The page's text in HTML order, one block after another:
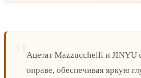
Ацетат Mazzucchelli и JINYU
оправе, обеспечивая яркую